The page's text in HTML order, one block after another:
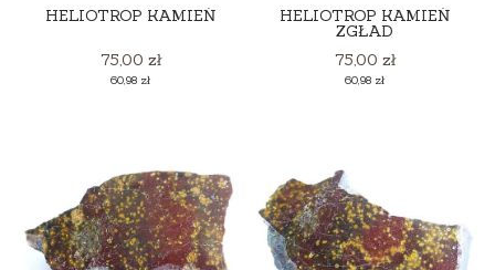
HELIOTROP KAMIEŃ
Cena
75,00 zł
Cena
60,98 zł
HELIOTROP KAMIEŃ
ZGŁAD
Cena
75,00 zł
Cena
60,98 zł